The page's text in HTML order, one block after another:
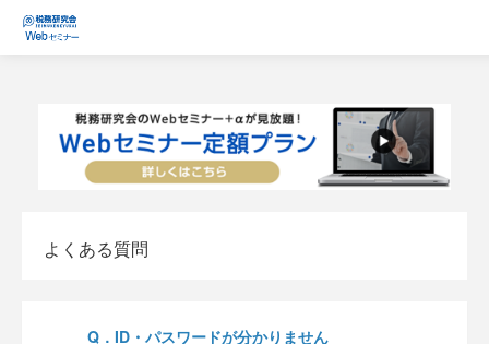
よくある質問
Q．ID・パスワードが分かりません